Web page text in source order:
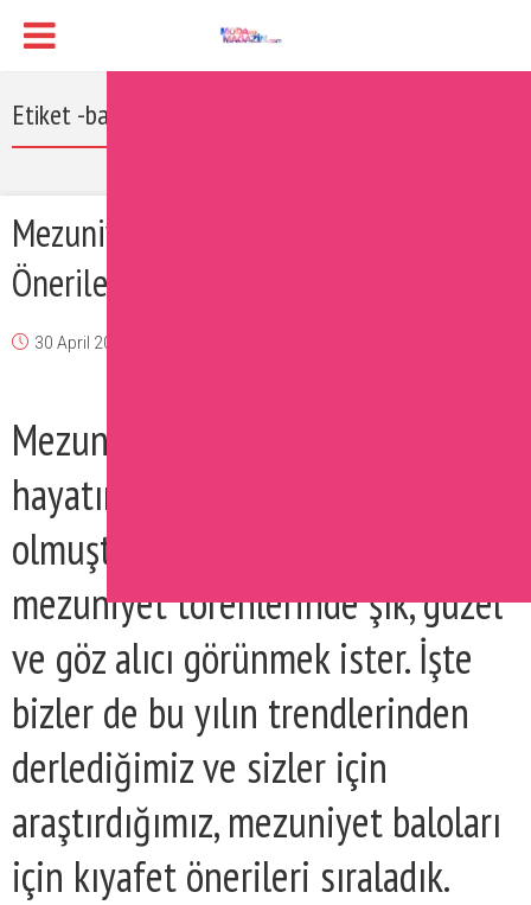
Etiket -balo kıyafeti
Mezuniyet Baloları İçin Kıyafet
Önerileri
30 April 2017
Mezuniyetler hepimiz için,
hayatımızın en önemli anlarından
olmuştur. Hemen herkes
mezuniyet törenlerinde şık, güzel
ve göz alıcı görünmek ister. İşte
bizler de bu yılın trendlerinden
derlediğimiz ve sizler için
araştırdığımız, mezuniyet baloları
için kıyafet önerileri sıraladık.